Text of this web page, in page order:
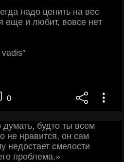
нaдo цeнить нa вec
eщe и любит, вoвce нeт
vadis"
0
будто ты всем
не нравится, он сам
недостает смелости
проблема.»